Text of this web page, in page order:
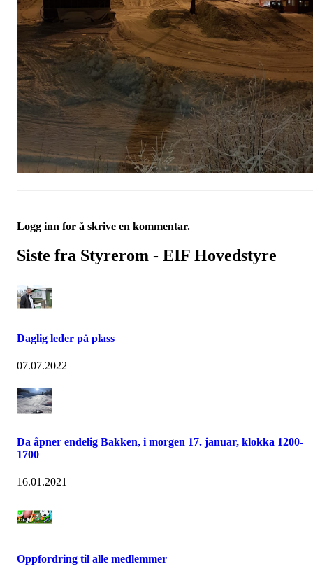
Logg inn for å skrive en kommentar.
Siste fra Styrerom - EIF Hovedstyre
Daglig leder på plass
07.07.2022
Da åpner endelig Bakken, i morgen 17. januar, klokka 1200-
1700
16.01.2021
Oppfordring til alle medlemmer